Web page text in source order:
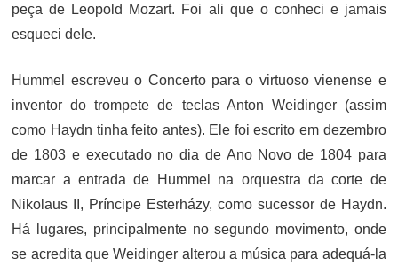
peça de Leopold Mozart. Foi ali que o conheci e jamais
esqueci dele.
Hummel escreveu o Concerto para o virtuoso vienense e
inventor do trompete de teclas Anton Weidinger (assim
como Haydn tinha feito antes). Ele foi escrito em dezembro
de 1803 e executado no dia de Ano Novo de 1804 para
marcar a entrada de Hummel na orquestra da corte de
Nikolaus II, Príncipe Esterházy, como sucessor de Haydn.
Há lugares, principalmente no segundo movimento, onde
se acredita que Weidinger alterou a música para adequá-la